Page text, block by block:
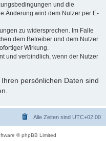
und die
Änderung wird dem Nutzer per E-
zu widersprechen. Im Falle
dem Betreiber und dem Nutzer
Wirkung.
und verbindlich, wenn der Nutzer
persönlichen Daten sind
Alle Zeiten sind UTC+02:00
© phpBB Limited